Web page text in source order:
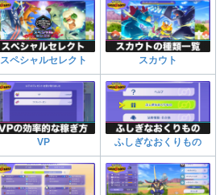
スペシャルセレクト スカウト
VP ふしぎなおくりもの